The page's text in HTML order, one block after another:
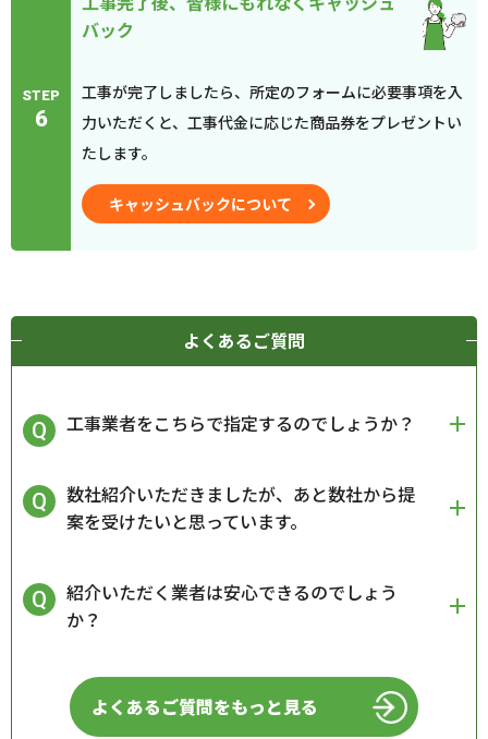
STEP
6
バック
工事が完了しましたら、所定のフォームに必要事項を入
力いただくと、工事代金に応じた商品券をプレゼントい
たします。
キャッシュバックについて
よくあるご質問
工事業者をこちらで指定するのでしょうか？
数社紹介いただきましたが、あと数社から提
案を受けたいと思っています。
紹介いただく業者は安心できるのでしょう
か？
よくあるご質問をもっと見る